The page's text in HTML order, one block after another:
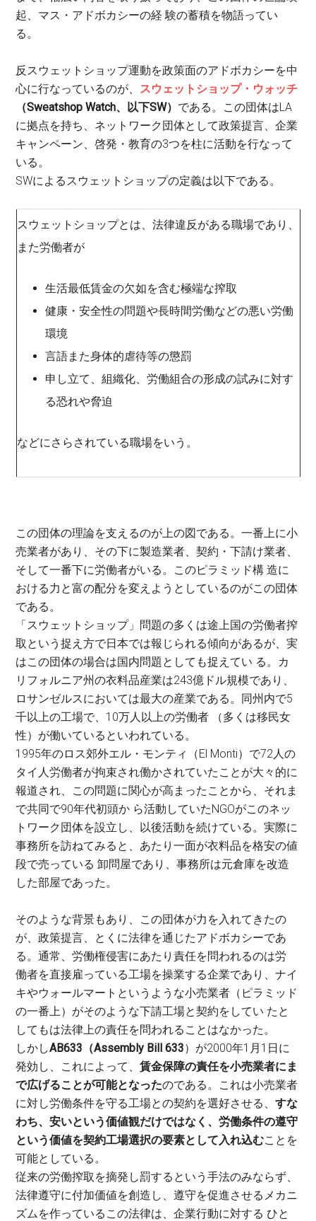
起、マス・アドボカシーの経 験の蓄積を物語ってい
る。
反スウェットショップ運動を政策面のアドボカシーを中
心に行なっているのが、 スウェットショップ・ウォッチ
（Sweatshop Watch、以下SW） である。この団体はLA
に拠点を持ち、ネットワーク団体として政策提言、企業
キャンペーン、啓発・教育の3つを柱に活動を行なって
いる。
SWによるスウェットショップの定義は以下である。
スウェットショップとは、法律違反がある職場であり、
また労働者が
生活最低賃金の欠如を含む極端な搾取
健康・安全性の問題や長時間労働などの悪い労働
環境
言語また身体的虐待等の懲罰
申し立て、組織化、労働組合の形成の試みに対す
る恐れや脅迫
などにさらされている職場をいう。
この団体の理論を支えるのが上の図である。一番上に小
売業者があり、その下に製造業者、契約・下請け業者、
そして一番下に労働者がいる。このピラミッド構 造に
おける力と富の配分を変えようとしているのがこの団体
である。
「スウェットショップ」問題の多くは途上国の労働者搾
取という捉え方で日本では報じられる傾向があるが、実
はこの団体の場合は国内問題としても捉えてい る。カ
リフォルニア州の衣料品産業は243億ドル規模であり、
ロサンゼルスにおいては最大の産業である。同州内で5
千以上の工場で、10万人以上の労働者 （多くは移民女
性）が働いているといわれている。
1995年のロス郊外エル・モンティ（El Monti）で72人の
タイ人労働者が拘束され働かされていたことが大々的に
報道され、この問題に関心が高まったことから、それま
で共同で90年代初頭か ら活動していたNGOがこのネッ
トワーク団体を設立し、以後活動を続けている。実際に
事務所を訪ねてみると、あたり一面が衣料品を格安の値
段で売っている 卸問屋であり、事務所は元倉庫を改造
した部屋であった。
そのような背景もあり、この団体が力を入れてきたの
が、政策提言、とくに法律を通じたアドボカシーであ
る。通常、労働権侵害にあたり責任を問われるのは労
働者を直接雇っている工場を操業する企業であり、ナイ
キやウォールマートというような小売業者（ピラミッド
の一番上）がそのような下請工場と契約をしてい たと
してもは法律上の責任を問われることはなかった。
しかしAB633（Assembly Bill 633）が2000年1月1日に
発効し、これによって、賃金保障の責任を小売業者にま
で広げることが可能となったのである。これは小売業者
に対し労働条件を守る工場との契約を選好させる、すな
わち、安いという価値観だけではなく、労働条件の遵守
という価値を契約工場選択の要素として入れ込むことを
可能としている。
従来の労働搾取を摘発し罰するという手法のみならず、
法律遵守に付加価値を創造し、遵守を促進させるメカニ
ズムを作っているこの法律は、企業行動に対する ひと